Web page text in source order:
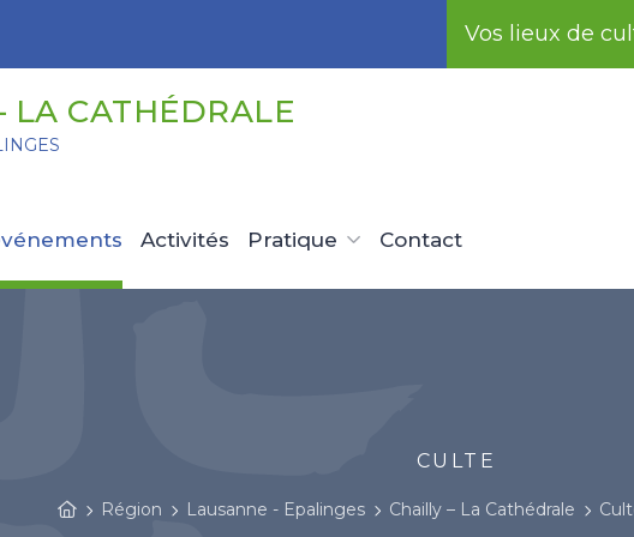
Vos lieux de
LA CATHÉDRALE
Activités Pratique Contact
CULTE
Région Lausanne - Epalinges Chailly – La Cathédrale